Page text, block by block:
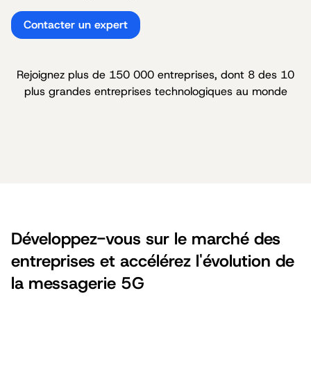
Contacter un expert
Rejoignez plus de 150 000 entreprises, dont 8 des 10
plus grandes entreprises technologiques au monde
Développez-vous sur le marché des
entreprises et accélérez l'évolution de
la messagerie 5G